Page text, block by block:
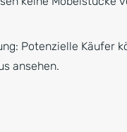
Potenzielle Käufer
ansehen.